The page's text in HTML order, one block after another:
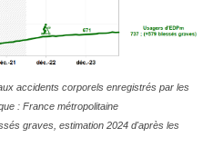
accidents corporels enregistrés par les
: France métropolitaine
graves, estimation 2024 d'après les